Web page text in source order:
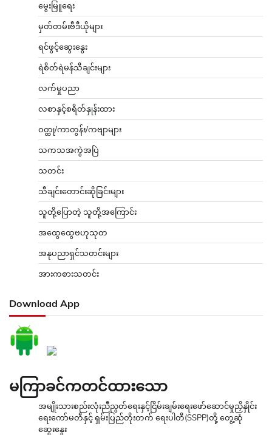
မွေးမြူရေး
မှတ်တမ်းဗီဒီယိုများ
ရင်ဖွင့်ဆွေးနွေး
ရဲစိတ်ရဲမန်သီချင်းများ
လက်မှုပညာ
လစာနှင့်စရိတ်နှုန်းထား
ဝတ္ထု/ကာတွန်း/ကဗျာများ
သကသအကွဲအပြဲ
သတင်း
သီချင်းတောင်းဆိုခြင်းများ
သူတို့ပြောတဲ့ သူတို့အကြောင်း
အထွေထွေဗဟုသုတ
အနုပညာရှင်သတင်းများ
အားကစားသတင်း
Download App
မကြာခင်ကတင်ထားသော
အမျိုးသားစည်းလုံးညီညွတ်ရေးနှင့်ငြိမ်းချမ်းရေးဖော်ဆောင်မှုညှိနှိုင်း
ရေးကော်မတီနှင့် ရှမ်းပြည်တိုးတက် ရေးပါတီ(SSPP)တို့ တွေ့ဆုံ
ဆွေးနွေး